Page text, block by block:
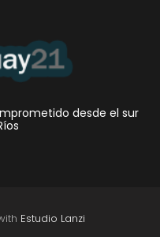
desde el sur
Estudio Lanzi